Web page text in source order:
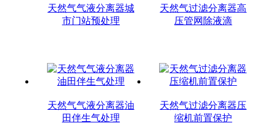
天然气气液分离器城
市门站预处理
天然气过滤分离器高
压管网除液滴
天然气气液分离器油
田伴生气处理
天然气过滤分离器压
缩机前置保护